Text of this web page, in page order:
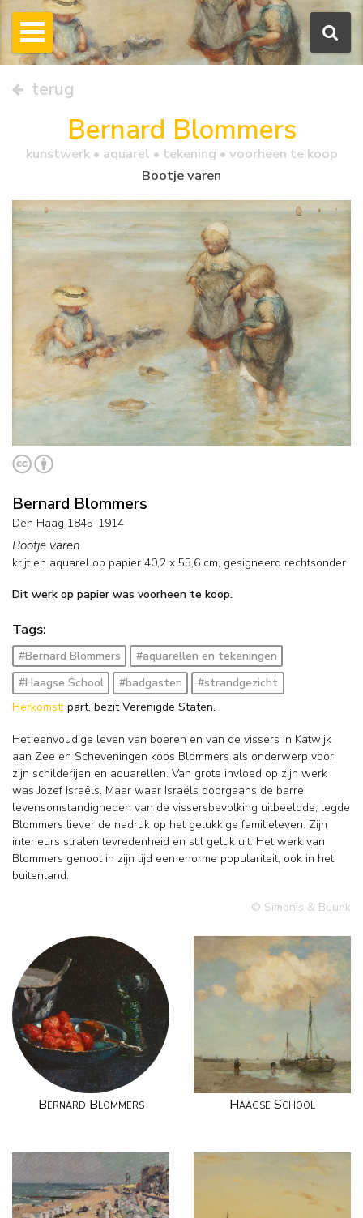
terug
Bernard Blommers
kunstwerk • aquarel • tekening • voorheen te koop
Bootje varen
Bernard Blommers
Den Haag 1845-1914
Bootje varen
krijt en aquarel op papier 40,2 x 55,6 cm, gesigneerd rechtsonder
Dit werk op papier was voorheen te koop.
Tags:
#Bernard Blommers
#aquarellen en tekeningen
#Haagse School
#badgasten
#strandgezicht
Herkomst: part. bezit Verenigde Staten.
Het eenvoudige leven van boeren en van de vissers in Katwijk
aan Zee en Scheveningen koos Blommers als onderwerp voor
zijn schilderijen en aquarellen. Van grote invloed op zijn werk
was Jozef Israëls. Maar waar Israëls doorgaans de barre
levensomstandigheden van de vissersbevolking uitbeeldde, legde
Blommers liever de nadruk op het gelukkige familieleven. Zijn
interieurs stralen tevredenheid en stil geluk uit. Het werk van
Blommers genoot in zijn tijd een enorme populariteit, ook in het
buitenland.
© Simonis & Buunk
Bernard Blommers Haagse School